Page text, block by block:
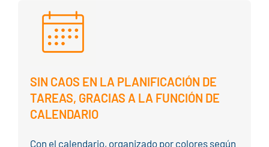
SIN CAOS EN LA PLANIFICACIÓN DE
TAREAS, GRACIAS A LA FUNCIÓN DE
CALENDARIO
Con el calendario, organizado por colores según